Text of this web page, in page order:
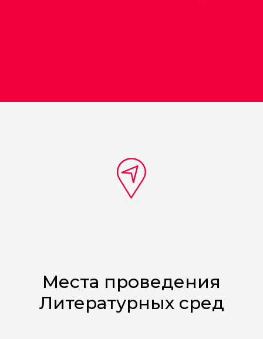
Места проведения
Литературных сред